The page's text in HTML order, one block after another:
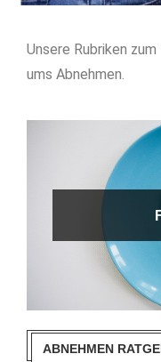
Unsere Rubriken
ums Abnehmen.
ABNEHMEN